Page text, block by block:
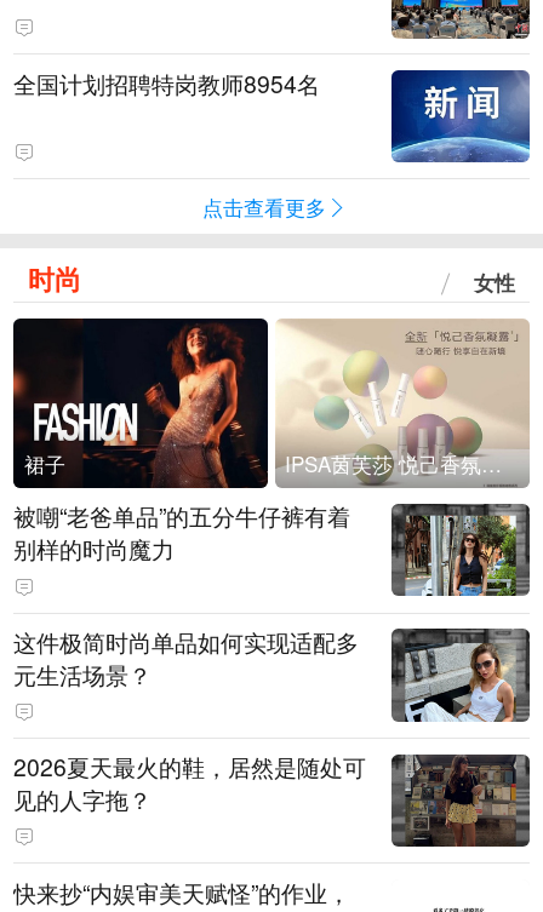
全国计划招聘特岗教师8954名
点击查看更多
时尚 女性
裙子 IPSA茵芙莎 悦己香氛凝露上市
被嘲“老爸单品”的五分牛仔裤有着
别样的时尚魔力
这件极简时尚单品如何实现适配多
元生活场景？
2026夏天最火的鞋，居然是随处可
见的人字拖？
快来抄“内娱审美天赋怪”的作业，